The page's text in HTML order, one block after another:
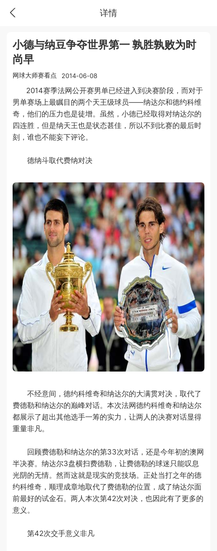
详情
小德与纳豆争夺世界第一 孰胜孰败为时
尚早
网球大师赛看点 2014-06-08
2014赛季法网公开赛男单已经进入到决赛阶段，而对于
男单赛场上最瞩目的两个天王级球员——纳达尔和德约科维
奇，他们的压力也是徒增。虽然，小德已经取得对纳达尔的
四连胜，但是纳天王也是状态甚佳，所以不到比赛的最后时
刻，谁也不能妄下评论。
德纳斗取代费纳对决
不经意间，德约科维奇和纳达尔的大满贯对决，取代了
费德勒和纳达尔的巅峰对话。本次法网德约科维奇和纳达尔
都展示了超出其他选手一筹的实力，让两人的决赛对话显得
重量非凡。
回顾费德勒和纳达尔的第33次对话，还是今年初的澳网
半决赛。纳达尔3盘横扫费德勒，让费德勒的球迷只能叹息
光阴的无情。然而这就是现实的竞技场。正处当打之年的德
约科维奇，顺理成章地取代了费德勒的位置，成了纳达尔面
前最好的试金石。两人本次第42次对决，也因此有了更多的
意义。
第42次交手意义非凡